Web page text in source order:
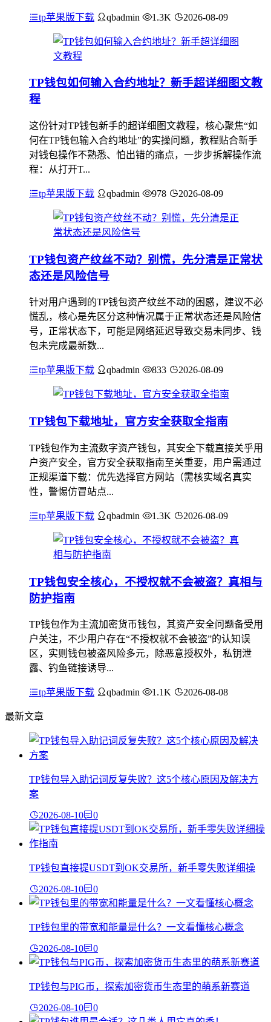
tp苹果版下载 qbadmin 1.3K 2026-08-09
TP钱包如何输入合约地址？新手超详细图文教
程
这份针对TP钱包新手的超详细图文教程，核心聚焦“如
何在TP钱包输入合约地址”的实操问题，教程贴合新手
对钱包操作不熟悉、怕出错的痛点，一步步拆解操作流
程：从打开T...
tp苹果版下载 qbadmin 978 2026-08-09
TP钱包资产纹丝不动？别慌，先分清是正常状
态还是风险信号
针对用户遇到的TP钱包资产纹丝不动的困惑，建议不必
慌乱，核心是先区分这种情况属于正常状态还是风险信
号，正常状态下，可能是网络延迟导致交易未同步、钱
包未完成最新数...
tp苹果版下载 qbadmin 833 2026-08-09
TP钱包下载地址，官方安全获取全指南
TP钱包作为主流数字资产钱包，其安全下载直接关乎用
户资产安全，官方安全获取指南至关重要，用户需通过
正规渠道下载：优先选择官方网站（需核实域名真实
性，警惕仿冒站点...
tp苹果版下载 qbadmin 1.3K 2026-08-09
TP钱包安全核心，不授权就不会被盗？真相与
防护指南
TP钱包作为主流加密货币钱包，其资产安全问题备受用
户关注，不少用户存在“不授权就不会被盗”的认知误
区，实则钱包被盗风险多元，除恶意授权外，私钥泄
露、钓鱼链接诱导...
tp苹果版下载 qbadmin 1.1K 2026-08-08
最新文章
TP钱包导入助记词反复失败？这5个核心原因及解决方
案
2026-08-10 0
TP钱包直接提USDT到OK交易所，新手零失败详细操
2026-08-10 0
TP钱包里的带宽和能量是什么？一文看懂核心概念
2026-08-10 0
TP钱包与PIG币，探索加密货币生态里的萌系新赛道
2026-08-10 0